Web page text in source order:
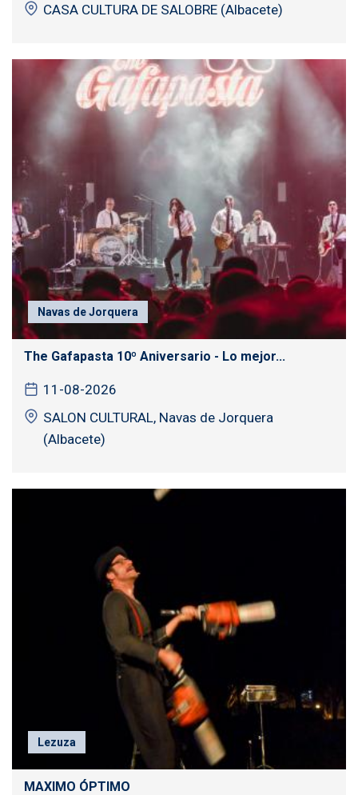
CASA CULTURA DE SALOBRE (Albacete)
Navas de Jorquera
The Gafapasta 10º Aniversario - Lo mejor...
11-08-2026
SALON CULTURAL, Navas de Jorquera
(Albacete)
Lezuza
MAXIMO ÓPTIMO